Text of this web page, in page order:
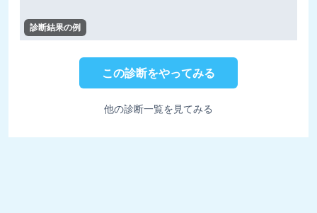
診断結果の例
この診断をやってみる
他の診断一覧を見てみる